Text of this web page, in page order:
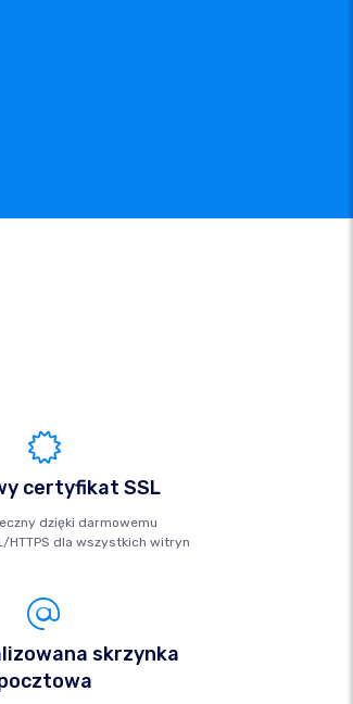
certyfikat SSL
dzięki darmowemu
HTTPS dla wszystkich witryn
skrzynka